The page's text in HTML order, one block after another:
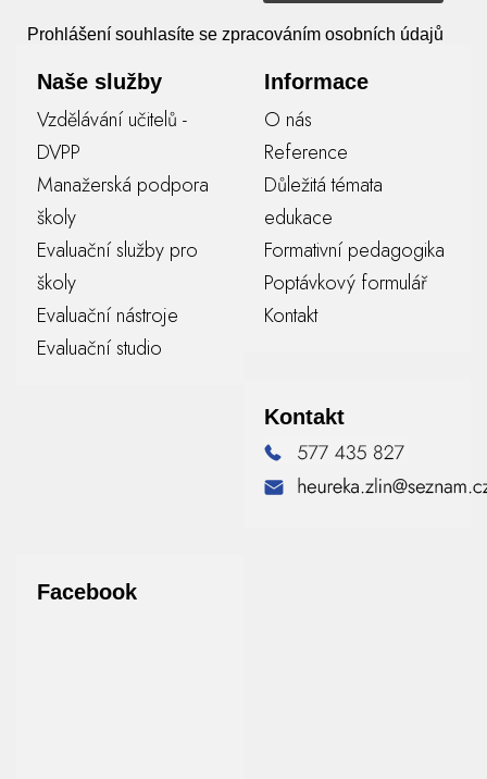
Prohlášení souhlasíte se zpracováním osobních údajů
Naše služby
Vzdělávání učitelů -
DVPP
Manažerská podpora
školy
Evaluační služby pro
školy
Evaluační nástroje
Evaluační studio
Informace
O nás
Reference
Důležitá témata
edukace
Formativní pedagogika
Poptávkový formulář
Kontakt
Kontakt
Facebook